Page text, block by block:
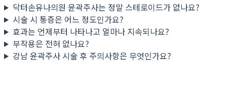
닥터손유나의원 윤곽주사는 정말 스테로이드가 없나요?
시술 시 통증은 어느 정도인가요?
효과는 언제부터 나타나고 얼마나 지속되나요?
부작용은 전혀 없나요?
강남 윤곽주사 시술 후 주의사항은 무엇인가요?